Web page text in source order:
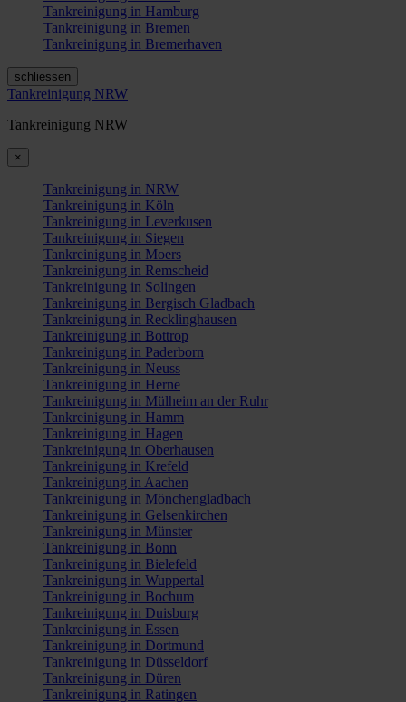
Tankreinigung in Hamburg
Tankreinigung in Bremen
Tankreinigung in Bremerhaven
schliessen
Tankreinigung NRW
Tankreinigung NRW
×
Tankreinigung in NRW
Tankreinigung in Köln
Tankreinigung in Leverkusen
Tankreinigung in Siegen
Tankreinigung in Moers
Tankreinigung in Remscheid
Tankreinigung in Solingen
Tankreinigung in Bergisch Gladbach
Tankreinigung in Recklinghausen
Tankreinigung in Bottrop
Tankreinigung in Paderborn
Tankreinigung in Neuss
Tankreinigung in Herne
Tankreinigung in Mülheim an der Ruhr
Tankreinigung in Hamm
Tankreinigung in Hagen
Tankreinigung in Oberhausen
Tankreinigung in Krefeld
Tankreinigung in Aachen
Tankreinigung in Mönchengladbach
Tankreinigung in Gelsenkirchen
Tankreinigung in Münster
Tankreinigung in Bonn
Tankreinigung in Bielefeld
Tankreinigung in Wuppertal
Tankreinigung in Bochum
Tankreinigung in Duisburg
Tankreinigung in Essen
Tankreinigung in Dortmund
Tankreinigung in Düsseldorf
Tankreinigung in Düren
Tankreinigung in Ratingen